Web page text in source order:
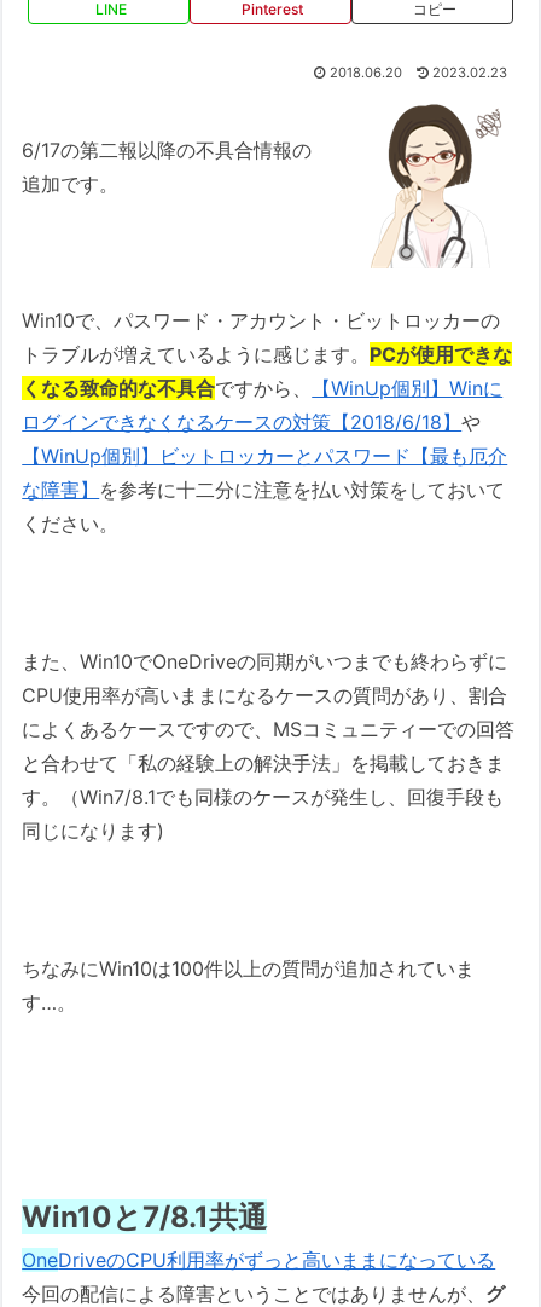
LINE Pinterest コピー
2018.06.20 2023.02.23
6/17の第二報以降の不具合情報の
追加です。
Win10で、パスワード・アカウント・ビットロッカーの
トラブルが増えているように感じます。 PCが使用できな
くなる致命的な不具合ですから、
【WinUp個別】Winに
ログインできなくなるケースの対策【2018/6/18】や
【WinUp個別】ビットロッカーとパスワード【最も厄介
な障害】 を参考に十二分に注意を払い対策をしておいて
ください。
また、Win10でOneDriveの同期がいつまでも終わらずに
CPU使用率が高いままになるケースの質問があり、割合
によくあるケースですので、MSコミュニティーでの回答
と合わせて「私の経験上の解決手法」を掲載しておきま
す。（Win7/8.1でも同様のケースが発生し、回復手段も
同じになります)
ちなみにWin10は100件以上の質問が追加されていま
す…。
Win10と7/8.1共通
OneDriveのCPU利用率がずっと高いままになっている
今回の配信による障害ということではありませんが、 グ